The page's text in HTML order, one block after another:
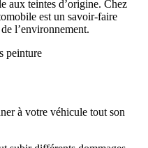
aux teintes d’origine. Chez
est un savoir-faire
l’environnement.
peinture
à votre véhicule tout son